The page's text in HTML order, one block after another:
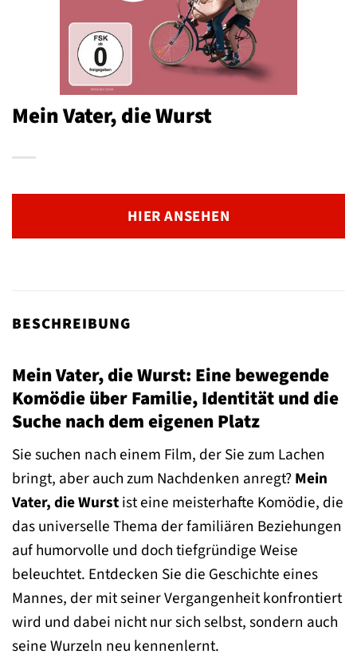
Mein Vater, die Wurst
HIER ANSEHEN
BESCHREIBUNG
Mein Vater, die Wurst: Eine bewegende
Komödie über Familie, Identität und die
Suche nach dem eigenen Platz
Sie suchen nach einem Film, der Sie zum Lachen
bringt, aber auch zum Nachdenken anregt?Mein
Vater, die Wurstist eine meisterhafte Komödie, die
das universelle Thema der familiären Beziehungen
auf humorvolle und doch tiefgründige Weise
beleuchtet. Entdecken Sie die Geschichte eines
Mannes, der mit seiner Vergangenheit konfrontiert
wird und dabei nicht nur sich selbst, sondern auch
seine Wurzeln neu kennenlernt.